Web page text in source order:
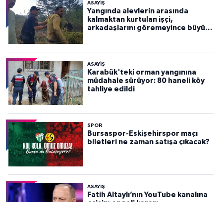
ASAYİŞ
Yangında alevlerin arasında
kalmaktan kurtulan işçi,
arkadaşlarını göremeyince büyük
ASAYİŞ
Karabük'teki orman yangınına
müdahale sürüyor: 80 haneli köy
tahliye edildi
SPOR
Bursaspor-Eskişehirspor maçı
biletleri ne zaman satışa çıkacak?
ASAYİŞ
Fatih Altaylı’nın YouTube kanalına